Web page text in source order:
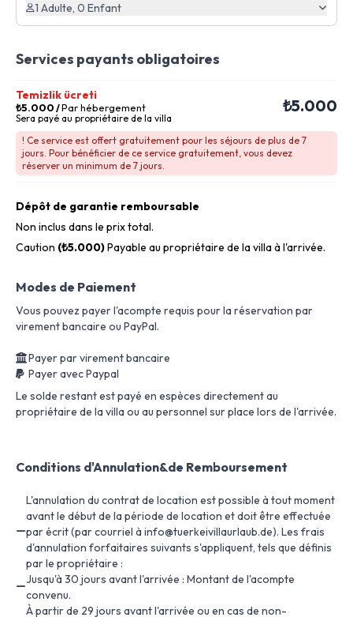
1 Adulte, 0 Enfant
Services payants obligatoires
Temizlik ücreti
₺5.000/Par hébergement
Sera payé au propriétaire de la villa
₺5.000
! Ce service est offert gratuitement pour les séjours de plus de 7
jours. Pour bénéficier de ce service gratuitement, vous devez
réserver un minimum de 7 jours.
Dépôt de garantie remboursable
Non inclus dans le prix total.
Caution (₺5.000)Payable au propriétaire de la villa à l'arrivée.
Modes de Paiement
Vous pouvez payer l'acompte requis pour la réservation par
virement bancaire ou PayPal.
Payer par virement bancaire
Payer avec Paypal
Le solde restant est payé en espèces directement au
propriétaire de la villa ou au personnel sur place lors de l'arrivée.
Conditions d'Annulation&de Remboursement
L'annulation du contrat de location est possible à tout moment
avant le début de la période de location et doit être effectuée
par écrit (par courriel à info@tuerkeivillaurlaub.de). Les frais
d'annulation forfaitaires suivants s'appliquent, tels que définis
par le propriétaire :
Jusqu'à 30 jours avant l'arrivée : Montant de l'acompte
convenu.
À partir de 29 jours avant l'arrivée ou en cas de non-